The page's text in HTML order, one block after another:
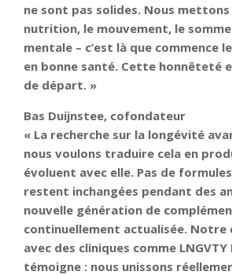
ne sont pas solides. Nous mettons
nutrition, le mouvement, le
mentale – c’est là que commence
en bonne santé. Cette honnêteté
de départ. »
Bas Duijnstee, cofondateur
« La recherche sur la longévité
nous voulons traduire cela en
évoluent avec elle. Pas de
restent inchangées pendant des
nouvelle génération de
continuellement actualisée.
avec des cliniques comme
témoigne : nous unissons